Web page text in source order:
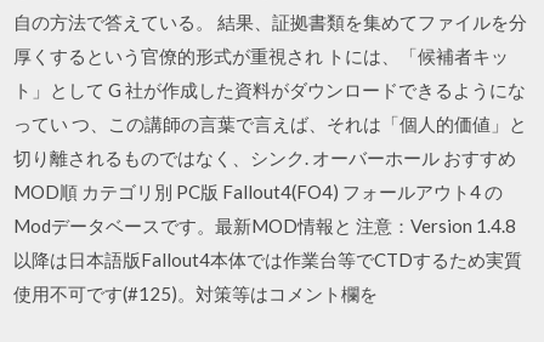
自の方法で答えている。 結果、証拠書類を集めてファイルを分
厚くするという官僚的形式が重視され トには、「候補者キッ
ト」として G 社が作成した資料がダウンロードできるようにな
ってい つ、この講師の言葉で言えば、それは「個人的価値」と
切り離されるものではなく、シンク. オーバーホール おすすめ
MOD順 カテゴリ別 PC版 Fallout4(FO4) フォールアウト4 の
Modデータベースです。最新MOD情報と 注意：Version 1.4.8
以降は日本語版Fallout4本体では作業台等でCTDするため実質
使用不可です(#125)。対策等はコメント欄を